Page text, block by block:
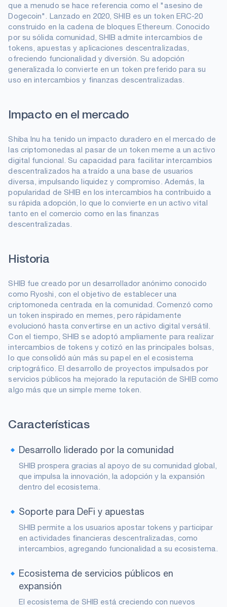
que a menudo se hace referencia como el "asesino de
Dogecoin". Lanzado en 2020, SHIB es un token ERC-20
construido en la cadena de bloques Ethereum. Conocido
por su sólida comunidad, SHIB admite intercambios de
tokens, apuestas y aplicaciones descentralizadas,
ofreciendo funcionalidad y diversión. Su adopción
generalizada lo convierte en un token preferido para su
uso en intercambios y finanzas descentralizadas.
Impacto en el mercado
Shiba Inu ha tenido un impacto duradero en el mercado de
las criptomonedas al pasar de un token meme a un activo
digital funcional. Su capacidad para facilitar intercambios
descentralizados ha atraído a una base de usuarios
diversa, impulsando liquidez y compromiso. Además, la
popularidad de SHIB en los intercambios ha contribuido a
su rápida adopción, lo que lo convierte en un activo vital
tanto en el comercio como en las finanzas
descentralizadas.
Historia
SHIB fue creado por un desarrollador anónimo conocido
como Ryoshi, con el objetivo de establecer una
criptomoneda centrada en la comunidad. Comenzó como
un token inspirado en memes, pero rápidamente
evolucionó hasta convertirse en un activo digital versátil.
Con el tiempo, SHIB se adoptó ampliamente para realizar
intercambios de tokens y cotizó en las principales bolsas,
lo que consolidó aún más su papel en el ecosistema
criptográfico. El desarrollo de proyectos impulsados ​​por
servicios públicos ha mejorado la reputación de SHIB como
algo más que un simple meme token.
Características
Desarrollo liderado por la comunidad
SHIB prospera gracias al apoyo de su comunidad global,
que impulsa la innovación, la adopción y la expansión
dentro del ecosistema.
Soporte para DeFi y apuestas
SHIB permite a los usuarios apostar tokens y participar
en actividades financieras descentralizadas, como
intercambios, agregando funcionalidad a su ecosistema.
Ecosistema de servicios públicos en
expansión
El ecosistema de SHIB está creciendo con nuevos